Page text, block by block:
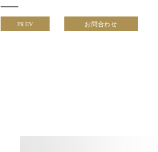
PREV お問合わせ